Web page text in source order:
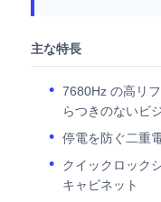
主な特長
7680Hz の高リ
らつきのないビ
停電を防ぐ二重
クイックロック
キャビネット